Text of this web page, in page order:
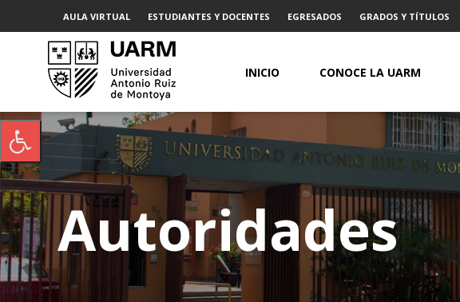
AULA VIRTUAL ESTUDIANTES Y DOCENTES EGRESADOS GRADOS Y TÍTULOS
INICIO CONOCE LA UARM
Autoridades